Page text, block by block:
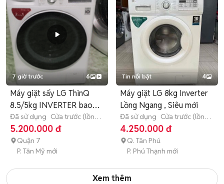
7 giờ trước 6
Máy giặt sấy LG ThinQ
8.5/5kg INVERTER bao
zin
Đã sử dụng Cửa trước (lồng
ngang) 8 - 8.9 kg
5.200.000 đ
Quận 7
P. Tân Mỹ mới
Tin nổi bật 4
Máy giặt LG 8kg Inverter
Lồng Ngang , Siêu mới
Đã sử dụng Cửa trước (lồng
ngang) 8 - 8.9 kg
4.250.000 đ
Q. Tân Phú
P. Phú Thạnh mới
Xem thêm